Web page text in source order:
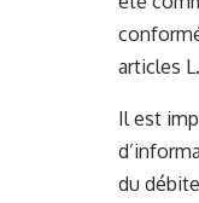
articles
Il est
du